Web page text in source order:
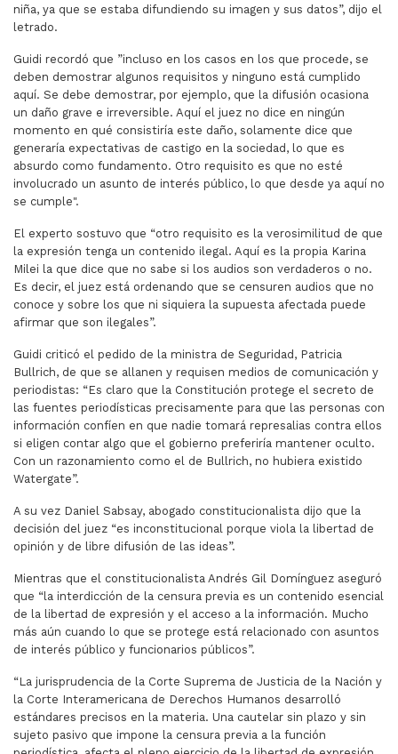
niña, ya que se estaba difundiendo su imagen y sus datos”, dijo el
letrado.
Guidi recordó que ”incluso en los casos en los que procede, se
deben demostrar algunos requisitos y ninguno está cumplido
aquí. Se debe demostrar, por ejemplo, que la difusión ocasiona
un daño grave e irreversible. Aquí el juez no dice en ningún
momento en qué consistiría este daño, solamente dice que
generaría expectativas de castigo en la sociedad, lo que es
absurdo como fundamento. Otro requisito es que no esté
involucrado un asunto de interés público, lo que desde ya aquí no
se cumple".
El experto sostuvo que “otro requisito es la verosimilitud de que
la expresión tenga un contenido ilegal. Aquí es la propia Karina
Milei la que dice que no sabe si los audios son verdaderos o no.
Es decir, el juez está ordenando que se censuren audios que no
conoce y sobre los que ni siquiera la supuesta afectada puede
afirmar que son ilegales”.
Guidi criticó el pedido de la ministra de Seguridad, Patricia
Bullrich, de que se allanen y requisen medios de comunicación y
periodistas: “Es claro que la Constitución protege el secreto de
las fuentes periodísticas precisamente para que las personas con
información confíen en que nadie tomará represalias contra ellos
si eligen contar algo que el gobierno preferiría mantener oculto.
Con un razonamiento como el de Bullrich, no hubiera existido
Watergate”.
A su vez Daniel Sabsay, abogado constitucionalista dijo que la
decisión del juez “es inconstitucional porque viola la libertad de
opinión y de libre difusión de las ideas”.
Mientras que el constitucionalista Andrés Gil Domínguez aseguró
que “la interdicción de la censura previa es un contenido esencial
de la libertad de expresión y el acceso a la información. Mucho
más aún cuando lo que se protege está relacionado con asuntos
de interés público y funcionarios públicos”.
“La jurisprudencia de la Corte Suprema de Justicia de la Nación y
la Corte Interamericana de Derechos Humanos desarrolló
estándares precisos en la materia. Una cautelar sin plazo y sin
sujeto pasivo que impone la censura previa a la función